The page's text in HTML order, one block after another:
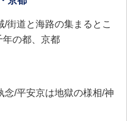
街道と海路の集まるとこ
年の都、京都
念/平安京は地獄の様相/神